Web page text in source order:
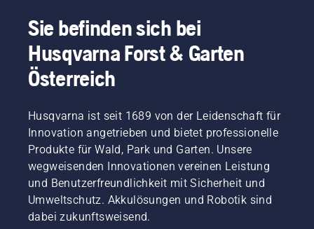
Sie befinden sich bei
Husqvarna Forst & Garten
Österreich
Husqvarna ist seit 1689 von der Leidenschaft für
Innovation angetrieben und bietet professionelle
Produkte für Wald, Park und Garten. Unsere
wegweisenden Innovationen vereinen Leistung
und Benutzerfreundlichkeit mit Sicherheit und
Umweltschutz. Akkulösungen und Robotik sind
dabei zukunftsweisend.